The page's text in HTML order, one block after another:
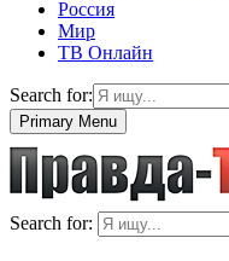
Россия
Мир
ТВ Онлайн
Search for:
Primary Menu
Search for: